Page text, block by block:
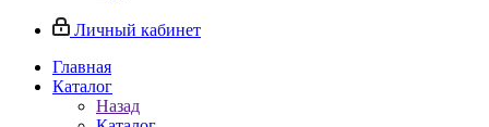
Личный кабинет
Главная
Каталог
Назад